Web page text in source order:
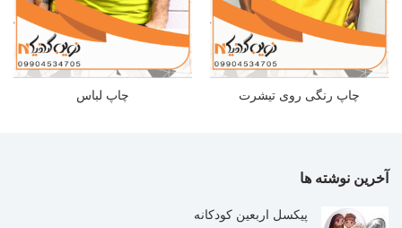
چاپ رنگی روی تیشرت چاپ لباس
آخرین نوشته ها
پیکسل اربعین کودکانه